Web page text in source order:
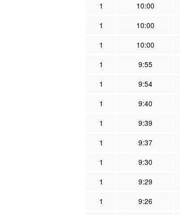
1
10:00
1
10:00
1
10:00
1
9:55
1
9:54
1
9:40
1
9:39
1
9:37
1
9:30
1
9:29
1
9:26